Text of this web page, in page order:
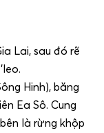
Lai, sau đó rẽ
Hinh), băng
Ea Sô. Cung
là rừng khộp